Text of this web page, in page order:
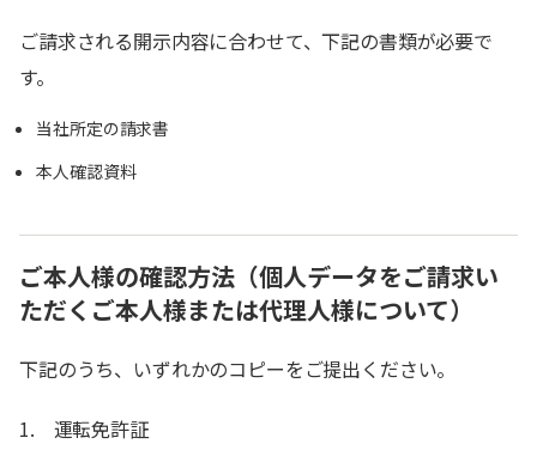
ご請求される開示内容に合わせて、下記の書類が必要で
す。
当社所定の請求書
本人確認資料
ご本人様の確認方法（個人データをご請求い
ただくご本人様または代理人様について）
下記のうち、いずれかのコピーをご提出ください。
1. 運転免許証